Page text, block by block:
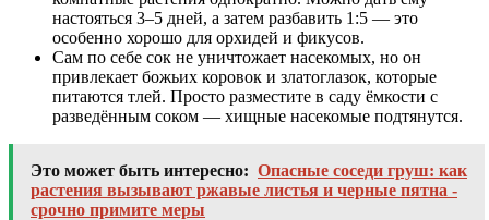
настояться 3–5 дней, а затем разбавить 1:5 — это
особенно хорошо для орхидей и фикусов.
Сам по себе сок не уничтожает насекомых, но он
привлекает божьих коровок и златоглазок, которые
питаются тлей. Просто разместите в саду ёмкости с
разведённым соком — хищные насекомые подтянутся.
Это может быть интересно: Опасные соседи груш: как
растения вызывают ржавые листья и черные пятна -
срочно примите меры